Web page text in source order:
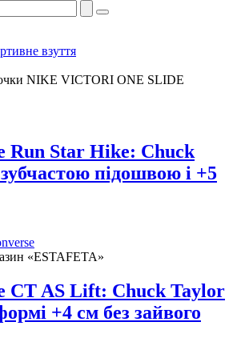
взуття
NIKE VICTORI ONE SLIDE
Run Star Hike: Chuck
підошвою і +5
«ESTAFETA»
CT AS Lift: Chuck Taylor
+4 см без зайвого